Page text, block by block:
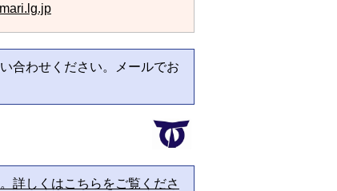
合わせください。メールでお
詳しくはこちらをご覧くださ